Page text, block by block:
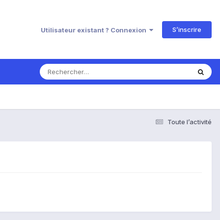
Utilisateur existant ? Connexion S’inscrire
Toute l’activité